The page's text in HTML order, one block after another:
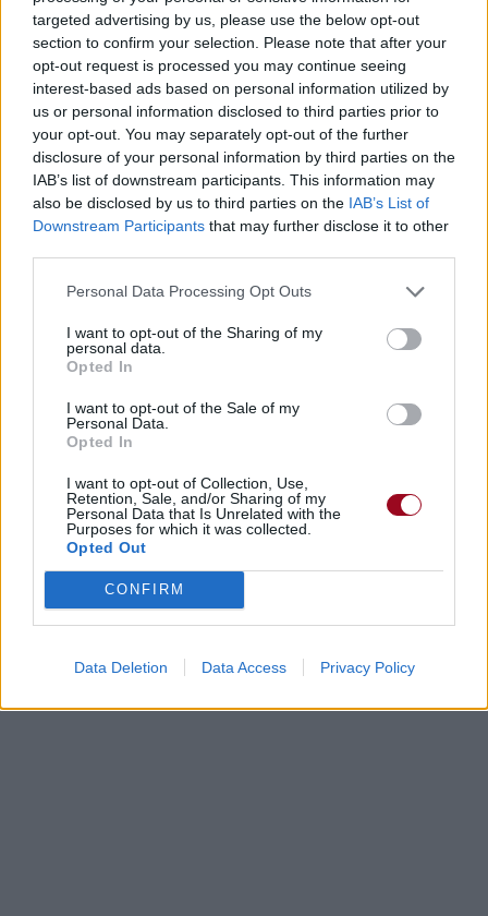
targeted advertising by us, please use the below opt-out
section to confirm your selection. Please note that after your
opt-out request is processed you may continue seeing
interest-based ads based on personal information utilized by
us or personal information disclosed to third parties prior to
your opt-out. You may separately opt-out of the further
disclosure of your personal information by third parties on the
IAB’s list of downstream participants. This information may
also be disclosed by us to third parties on the IAB’s List of
Downstream Participants that may further disclose it to other
Personal Data Processing Opt Outs
I want to opt-out of the Sharing of my
personal data.
Opted In
I want to opt-out of the Sale of my
Personal Data.
Opted In
I want to opt-out of Collection, Use,
Retention, Sale, and/or Sharing of my
Personal Data that Is Unrelated with the
Purposes for which it was collected.
Opted Out
CONFIRM
Data Deletion Data Access Privacy Policy